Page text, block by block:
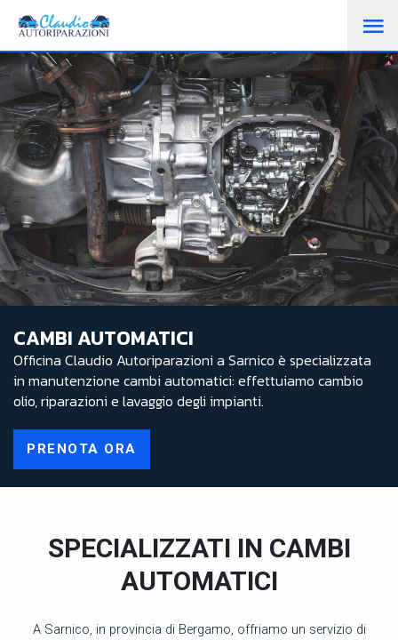
CAMBI AUTOMATICI
Officina Claudio Autoriparazioni a Sarnico è specializzata
in manutenzione cambi automatici: effettuiamo cambio
olio, riparazioni e lavaggio degli impianti.
PRENOTA ORA
SPECIALIZZATI IN CAMBI
AUTOMATICI
A Sarnico, in provincia di Bergamo, offriamo un servizio di